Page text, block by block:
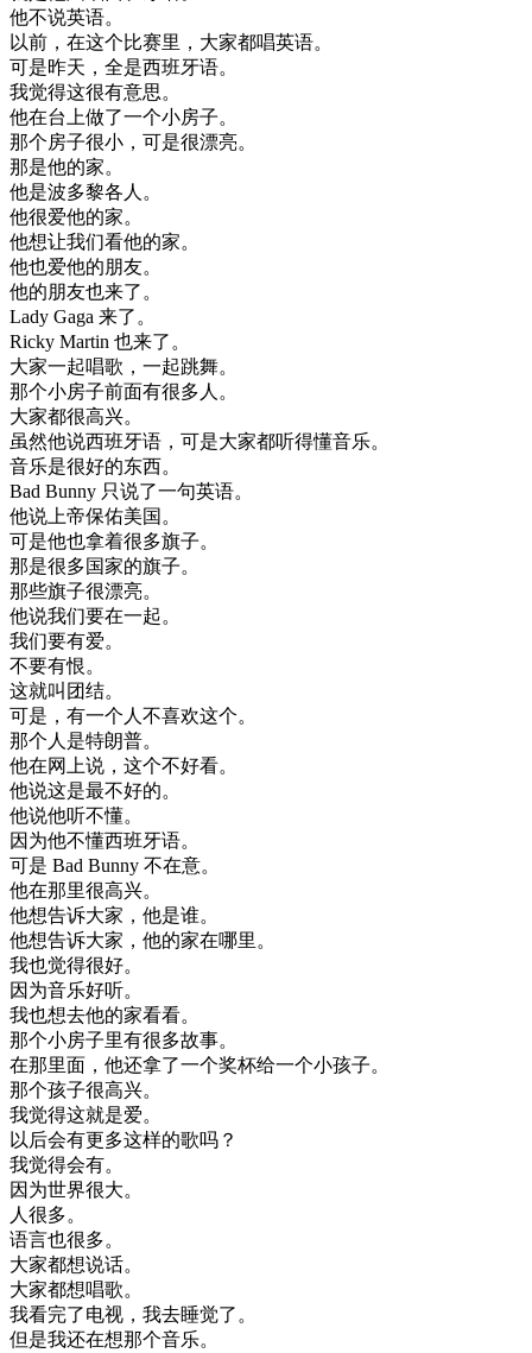
他不说英语。
以前 ， 在这个比赛里 ， 大家都唱英语。
可是昨天 ， 全是西班牙语。
我觉得这很有意思。
他在台上做了一个小房子。
那个房子很小 ， 可是很漂亮。
那是他的家。
他是波多黎各人。
他很爱他的家。
他想让我们看他的家。
他也爱他的朋友。
他的朋友也来了。
Lady Gaga 来了。
Ricky Martin 也来了。
大家一起唱歌 ， 一起跳舞。
那个小房子前面有很多人。
大家都很高兴。
虽然他说西班牙语 ， 可是大家都听得懂音乐。
音乐是很好的东西。
Bad Bunny 只说了一句英语。
他说上帝保佑美国。
可是他也拿着很多旗子。
那是很多国家的旗子。
那些旗子很漂亮。
他说我们要在一起。
我们要有爱。
不要有恨。
这就叫 团结。
可是 ， 有一个人不喜欢这个。
那个人是特朗普。
他在网上说 ， 这个不好看。
他说这是最不好的。
他说他听不懂。
因为他不懂西班牙语。
可是 Bad Bunny 不在意。
他在那里很高兴。
他想告诉大家 ， 他是谁。
他想告诉大家 ， 他的家在哪里。
我也觉得很好。
因为音乐好听。
我也想去他的家看看。
那个小房子里有很多故事。
在那里面 ， 他还拿了一个奖杯给一个小孩子。
那个孩子很高兴。
我觉得这就是爱。
以后会有更多这样的歌吗 ？
我觉得会有。
因为世界很大。
人很多。
语言也很多。
大家都想说话。
大家都想唱歌。
我看完了电视 ， 我去睡觉了。
但是我还在想那个音乐。